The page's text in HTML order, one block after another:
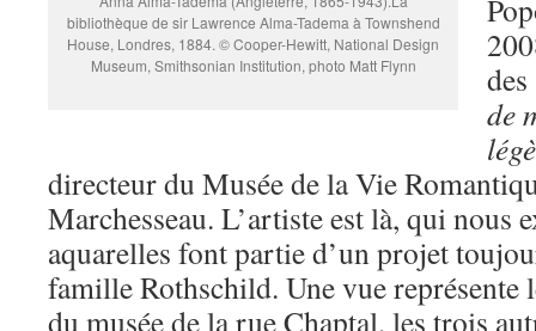
bibliothèque de sir Lawrence Alma-Tadema à Townshend
House, Londres, 1884. © Cooper-Hewitt, National Design
Museum, Smithsonian Institution, photo Matt Flynn
de
directeur du Musée de la Vie
Marchesseau. L’artiste est là, qui nous
aquarelles font partie d’un projet
famille Rothschild. Une vue représente
du musée de la rue Chaptal, les trois